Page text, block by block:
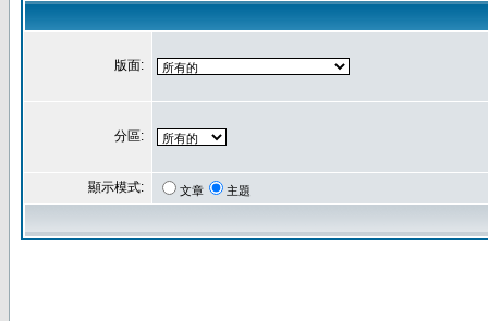
版面:
分區:
顯示模式: 文章 主題